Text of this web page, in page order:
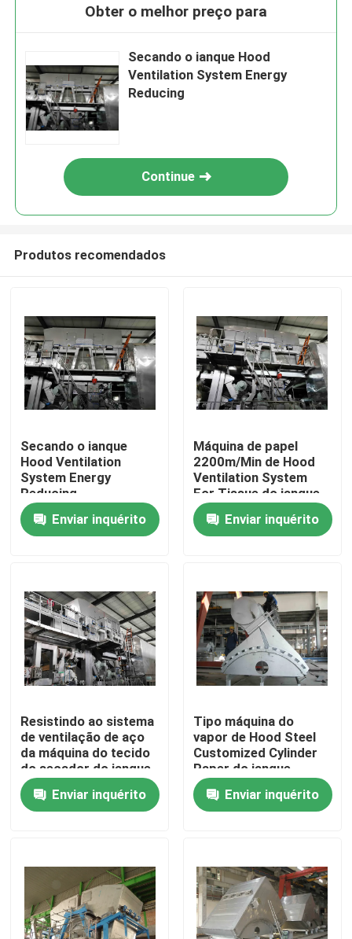
Casa
Produtos
Excursão da fábrica
Controle da qualidade
Fale Conosco
Notícia
Sistema de secagem do ar quente
Máquina de secagem da polpa
Obter o melhor preço para
Secando o ianque Hood
Ventilation System Energy
Reducing
Continue
Produtos recomendados
Secando o ianque
Hood Ventilation
System Energy
Reducing
Enviar inquérito
Máquina de papel
2200m/Min de Hood
Ventilation System
For Tissue do ianque
do aço carbono
Enviar inquérito
Resistindo ao sistema
de ventilação de aço
da máquina do tecido
do secador do ianque
Enviar inquérito
Tipo máquina do
vapor de Hood Steel
Customized Cylinder
Paper do ianque
Enviar inquérito